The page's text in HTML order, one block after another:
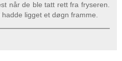
når de ble tatt rett fra fryseren.
ligget et døgn framme.